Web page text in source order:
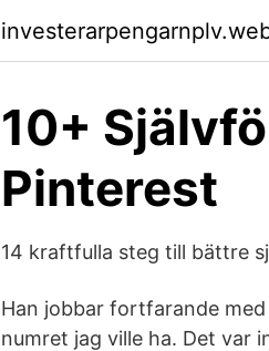
10+
Pinterest
14 kraftfulla steg till bättre
Han jobbar fortfarande
numret jag ville ha. Det var